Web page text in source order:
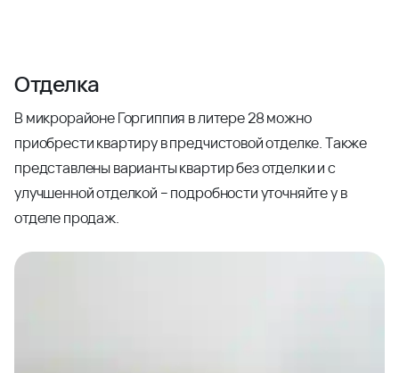
Отделка
В микрорайоне Горгиппия в литере 28 можно
приобрести квартиру в предчистовой отделке. Также
представлены варианты квартир без отделки и с
улучшенной отделкой – подробности уточняйте у в
отделе продаж.